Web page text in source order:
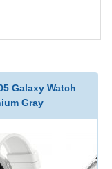
Galaxy Watch
Gray